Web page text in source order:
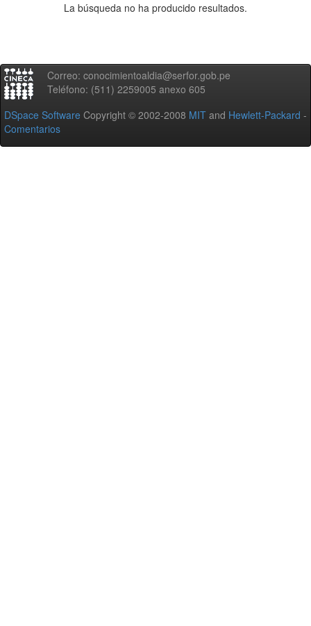
La búsqueda no ha producido resultados.
Correo: conocimientoaldia@serfor.gob.pe
Teléfono: (511) 2259005 anexo 605
DSpace Software Copyright © 2002-2008 MIT and Hewlett-Packard -
Comentarios